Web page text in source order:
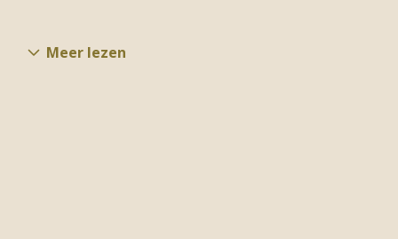
Meer lezen